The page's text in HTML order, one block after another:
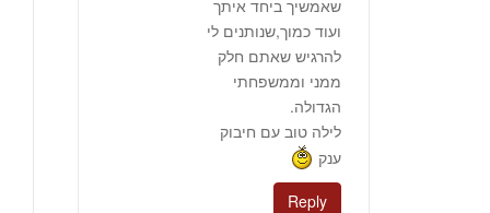
שאמשיך ביחד איתך
ועוד כמוך,שנותנים לי
להרגיש שאתם חלק
ממני וממשפחתי
הגדולה.
לילה טוב עם חיבוק
ענק
Reply